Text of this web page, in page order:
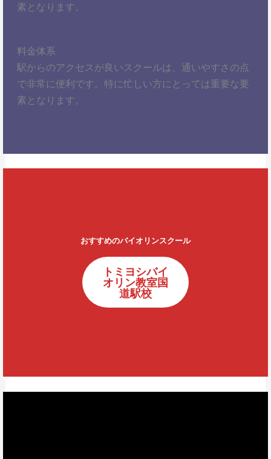
素となります。
料金体系
駅からのアクセスが良いスクールは、通いやすさの点
で非常に便利です。特に忙しい方にとっては重要な要
素となります。
おすすめのバイオリンスクール
トミヨシバイ
オリン教室国
道駅校